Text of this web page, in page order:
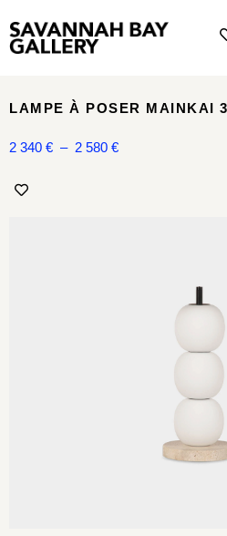
LAMPE À POSER MAINKAI
2 340 € – 2 580 €